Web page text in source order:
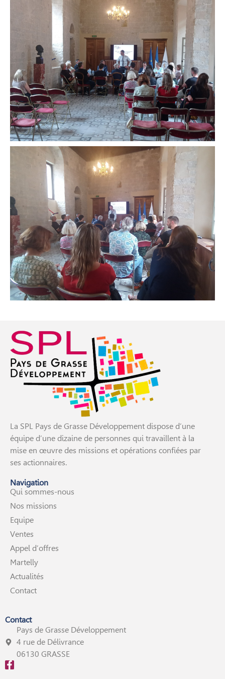
La SPL Pays de Grasse Développement dispose d’une
équipe d’une dizaine de personnes qui travaillent à la
mise en œuvre des missions et opérations confiées par
ses actionnaires.
Navigation
Qui sommes-nous
Nos missions
Equipe
Ventes
Appel d’offres
Martelly
Actualités
Contact
Contact
Pays de Grasse Développement
4 rue de Délivrance
06130 GRASSE